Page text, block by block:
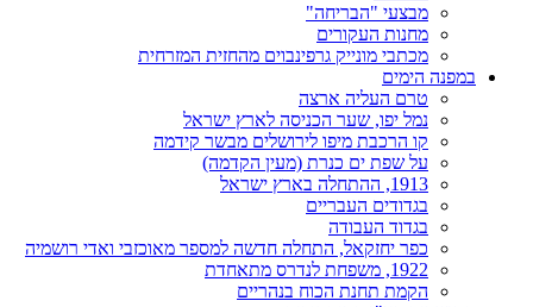
מבצעי "הבריחה"
מחנות העקורים
מכתבי מונייק גרפינבוים מהחזית המזרחית
במפנה הימים
טרם העליה ארצה
נמל יפו, שער הכניסה לארץ ישראל
קו הרכבת מיפו לירושלים מבשר קידמה
על שפת ים כנרת (מעין הקדמה)
1913, ההתחלה בארץ ישראל
בגדודים העבריים
בגדוד העבודה
כפר יחזקאל, התחלה חדשה למספר מאוכזבי ואדי רושמיה
1922, משפחת לנדרס מתאחדת
הקמת תחנת הכוח בנהריים